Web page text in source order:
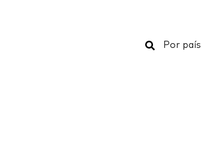
Buscar
Por país